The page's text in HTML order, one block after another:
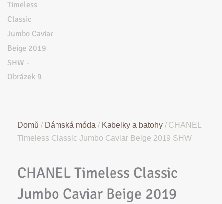
Domů / Dámská móda / Kabelky a batohy / CHANEL
Timeless Classic Jumbo Caviar Beige 2019 SHW
CHANEL Timeless Classic
Jumbo Caviar Beige 2019